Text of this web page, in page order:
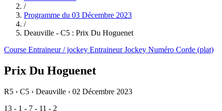
/
Programme du 03 Décembre 2023
/
Deauville - C5 : Prix Du Hoguenet
Course Entraineur / jockey EntraineurJockey Numéro Corde (plat)
Prix Du Hoguenet
R5 › C5 › Deauville › 02 Décembre 2023
13 - 1 - 7 - 11 - 2